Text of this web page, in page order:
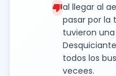
thumb_downal llegar al
pasar por la
tuvieron
todos los
vecees.